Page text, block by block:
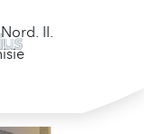
II.